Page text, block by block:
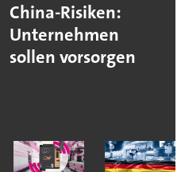
China-Risiken:
Unternehmen
sollen vorsorgen